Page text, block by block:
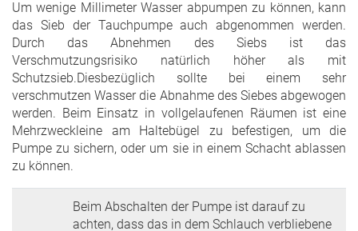
Um wenige Millimeter Wasser abpumpen zu können, kann
das Sieb der Tauchpumpe auch abgenommen werden.
Durch das Abnehmen des Siebs ist das
Verschmutzungsrisiko natürlich höher als mit
Schutzsieb.Diesbezüglich sollte bei einem sehr
verschmutzen Wasser die Abnahme des Siebes abgewogen
werden. Beim Einsatz in vollgelaufenen Räumen ist eine
Mehrzweckleine am Haltebügel zu befestigen, um die
Pumpe zu sichern, oder um sie in einem Schacht ablassen
zu können.
Beim Abschalten der Pumpe ist darauf zu
achten, dass das in dem Schlauch verbliebene